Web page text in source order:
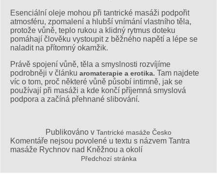
Esenciální oleje mohou při tantrické masáži podpořit
atmosféru, zpomalení a hlubší vnímání vlastního těla,
protože vůně, teplo rukou a klidný rytmus doteku
pomáhají člověku vystoupit z běžného napětí a lépe se
naladit na přítomný okamžik.
Právě spojení vůně, těla a smyslnosti rozvíjíme
podrobněji v článku aromaterapie a erotika. Tam najdete
víc o tom, proč některé vůně působí intimně, jak se
používají při masáži a kde končí příjemná smyslová
podpora a začíná přehnané slibování.
Publikováno v Tantrické masáže Česko
Komentáře nejsou povolené u textu s názvem Tantra
masáže Rychnov nad Kněžnou a okolí
Předchozí stránka